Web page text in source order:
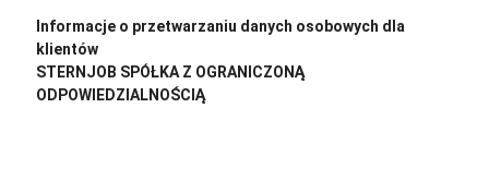
Informacje o przetwarzaniu danych osobowych dla
klientów
STERNJOB SPÓŁKA Z OGRANICZONĄ
ODPOWIEDZIALNOŚCIĄ